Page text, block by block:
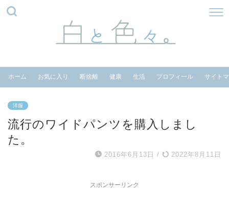
ホーム お気に入り 断捨離 健康 生活 プロフィール サイト
洋服
流行のワイドパンツを購入しまし
た。
2016年6月13日 / 2022年8月11日
スポンサーリンク